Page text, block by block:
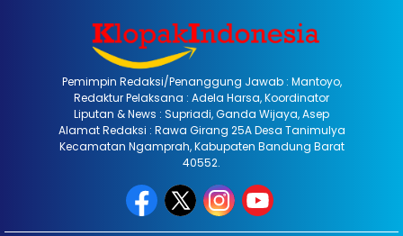
Pemimpin Redaksi/Penanggung Jawab : Mantoyo,
Redaktur Pelaksana : Adela Harsa, Koordinator
Liputan & News : Supriadi, Ganda Wijaya, Asep
Alamat Redaksi : Rawa Girang 25A Desa Tanimulya
Kecamatan Ngamprah, Kabupaten Bandung Barat
40552.